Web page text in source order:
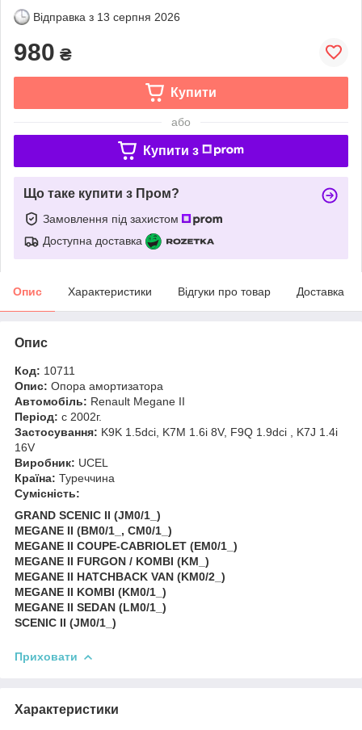
Відправка з 13 серпня 2026
980 ₴
Купити
або
Купити з
Що таке купити з Пром?
Замовлення під захистом
Доступна доставка
Опис Характеристики Відгуки про товар Доставка
Опис
Код: 10711
Опис: Опора амортизатора
Автомобіль: Renault Megane II
Період: c 2002г.
Застосування: K9K 1.5dci, K7M 1.6i 8V, F9Q 1.9dci , K7J 1.4i
16V
Виробник: UCEL
Країна: Туреччина
Сумісність:
GRAND SCENIC II (JM0/1_)
MEGANE II (BM0/1_, CM0/1_)
MEGANE II COUPE-CABRIOLET (EM0/1_)
MEGANE II FURGON / KOMBI (KM_)
MEGANE II HATCHBACK VAN (KM0/2_)
MEGANE II KOMBI (KM0/1_)
MEGANE II SEDAN (LM0/1_)
SCENIC II (JM0/1_)
Приховати
Характеристики